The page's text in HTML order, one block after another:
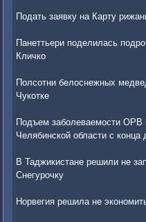
Подать заявку на Карту
Панеттьери поделилась
Кличко
Полсотни белоснежных
Чукотке
Подъем заболеваемости ОРВ
Челябинской области с конца
В Таджикистане решили не
Снегурочку
Норвегия решила не